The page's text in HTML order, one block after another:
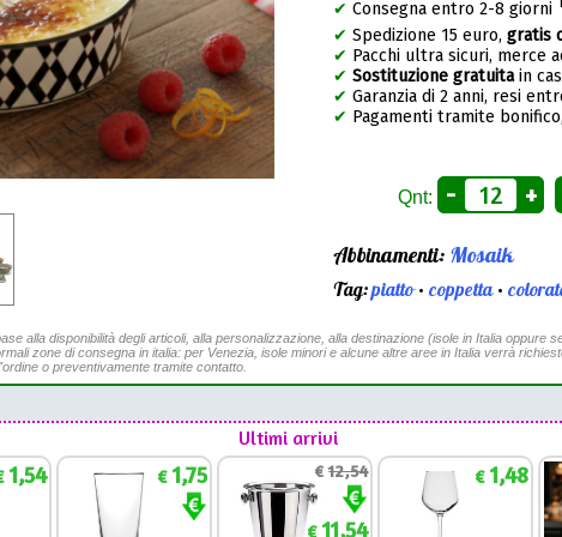
✔ Consegna entro 2-8 giorni
✔ Spedizione 15 euro, gratis
✔ Pacchi ultra sicuri, merce
✔ Sostituzione gratuitain
✔ Garanzia di 2 anni, resi
✔ Pagamenti tramite
Qnt: - +
Abbinamenti: Mosaik
Tag:piatto• coppetta•
alla disponibilità degli articoli, alla personalizzazione, alla destinazione (isole in Italia oppure
zone di consegna in italia: per Venezia, isole minori e alcune altre aree in Italia verrà
o preventivamente tramite contatto.
Ultimi arrivi
1,54 €1,75 €12,54
€11,54
€1,48